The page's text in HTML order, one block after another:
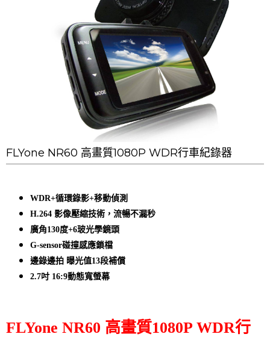
FLYone NR60 高畫質1080P WDR行車紀錄器
WDR+循環錄影+移動偵測
H.264 影像壓縮技術，流暢不漏秒
廣角130度+6玻光學鏡頭
G-sensor碰撞感應鎖檔
邊錄邊拍 曝光值13段補償
2.7吋 16:9動態寬螢幕
FLYone NR60 高畫質1080P WDR行